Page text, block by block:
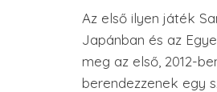
Az első ilyen játék
Japánban és az
meg az első, 2012-
berendezzenek egy